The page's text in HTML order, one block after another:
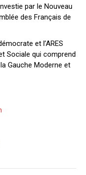
par le Nouveau
des Français de
et l’ARES
Sociale qui comprend
Gauche Moderne et